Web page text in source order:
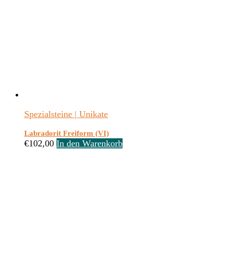
Spezialsteine | Unikate
Labradorit Freiform (VI)
€102,00 In den Warenkorb